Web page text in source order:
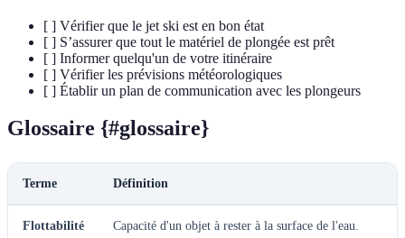
[ ] Vérifier que le jet ski est en bon état
[ ] S’assurer que tout le matériel de plongée est prêt
[ ] Informer quelqu'un de votre itinéraire
[ ] Vérifier les prévisions météorologiques
[ ] Établir un plan de communication avec les plongeurs
Glossaire {#glossaire}
Terme Définition
Flottabilité Capacité d'un objet à rester à la surface de l'eau.